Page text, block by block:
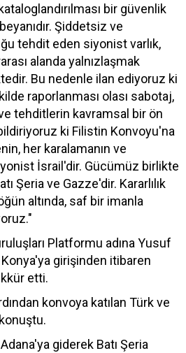
bir güvenlik
Şiddetsiz ve
tehdit eden siyonist varlık,
alanda yalnızlaşmak
Bu nedenle ilan ediyoruz ki
raporlanması olası sabotaj,
tehditlerin kavramsal bir ön
bildiriyoruz ki Filistin Konvoyu'na
her karalamanın ve
İsrail'dir. Gücümüz birlikte
Şeria ve Gazze'dir. Kararlılık
altında, saf bir imanla
Platformu adına Yusuf
girişinden itibaren
etti.
konvoya katılan Türk ve
giderek Batı Şeria